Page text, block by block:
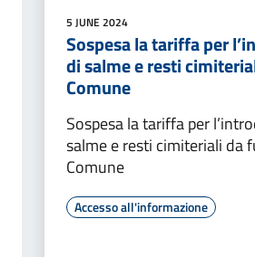
5 JUNE 2024
Sospesa la tariffa per
di salme e resti
Comune
Sospesa la tariffa per
salme e resti cimiteriali da
Comune
Accesso all'informazione